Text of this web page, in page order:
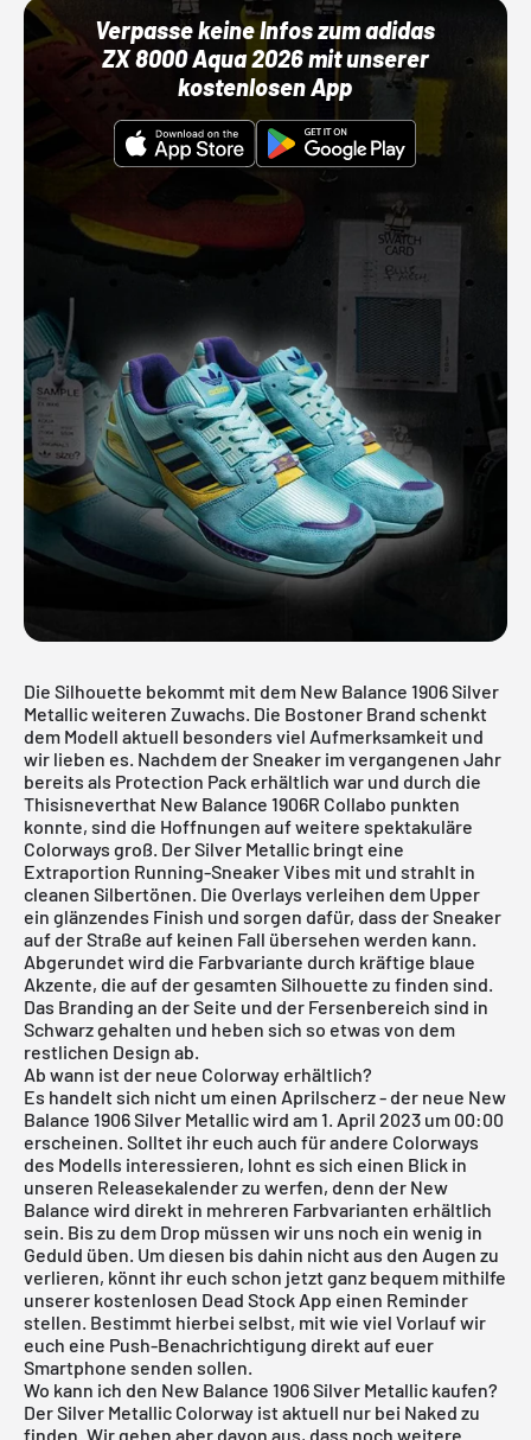
Verpasse keine Infos zum adidas
ZX 8000 Aqua 2026 mit unserer
kostenlosen App
Die Silhouette bekommt mit dem New Balance 1906 Silver
Metallic weiteren Zuwachs. Die Bostoner Brand schenkt
dem Modell aktuell besonders viel Aufmerksamkeit und
wir lieben es. Nachdem der Sneaker im vergangenen Jahr
bereits als Protection Pack erhältlich war und durch die
Thisisneverthat New Balance 1906R Collabo punkten
konnte, sind die Hoffnungen auf weitere spektakuläre
Colorways groß. Der Silver Metallic bringt eine
Extraportion Running-Sneaker Vibes mit und strahlt in
cleanen Silbertönen. Die Overlays verleihen dem Upper
ein glänzendes Finish und sorgen dafür, dass der Sneaker
auf der Straße auf keinen Fall übersehen werden kann.
Abgerundet wird die Farbvariante durch kräftige blaue
Akzente, die auf der gesamten Silhouette zu finden sind.
Das Branding an der Seite und der Fersenbereich sind in
Schwarz gehalten und heben sich so etwas von dem
restlichen Design ab.
Ab wann ist der neue Colorway erhältlich?
Es handelt sich nicht um einen Aprilscherz - der neue New
Balance 1906 Silver Metallic wird am 1. April 2023 um 00:00
erscheinen. Solltet ihr euch auch für andere Colorways
des Modells interessieren, lohnt es sich einen Blick in
unseren Releasekalenderzu werfen, denn der New
Balance wird direkt in mehreren Farbvarianten erhältlich
sein. Bis zu dem Drop müssen wir uns noch ein wenig in
Geduld üben. Um diesen bis dahin nicht aus den Augen zu
verlieren, könnt ihr euch schon jetzt ganz bequem mithilfe
unserer kostenlosen Dead Stock App einen Reminder
stellen. Bestimmt hierbei selbst, mit wie viel Vorlauf wir
euch eine Push-Benachrichtigung direkt auf euer
Smartphone senden sollen.
Wo kann ich den New Balance 1906 Silver Metallic kaufen?
Der Silver Metallic Colorway ist aktuell nur bei Naked zu
finden. Wir gehen aber davon aus, dass noch weitere